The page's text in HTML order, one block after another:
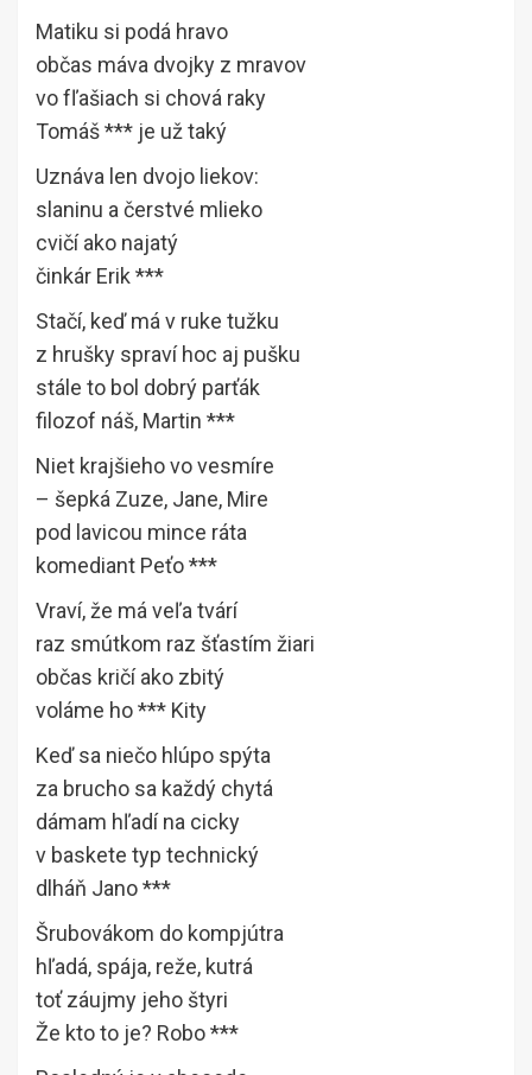
Matiku si podá hravo
občas máva dvojky z mravov
vo fľašiach si chová raky
Tomáš *** je už taký
Uznáva len dvojo liekov:
slaninu a čerstvé mlieko
cvičí ako najatý
činkár Erik ***
Stačí, keď má v ruke tužku
z hrušky spraví hoc aj pušku
stále to bol dobrý parťák
filozof náš, Martin ***
Niet krajšieho vo vesmíre
– šepká Zuze, Jane, Mire
pod lavicou mince ráta
komediant Peťo ***
Vraví, že má veľa tvárí
raz smútkom raz šťastím žiari
občas kričí ako zbitý
voláme ho *** Kity
Keď sa niečo hlúpo spýta
za brucho sa každý chytá
dámam hľadí na cicky
v baskete typ technický
dlháň Jano ***
Šrubovákom do kompjútra
hľadá, spája, reže, kutrá
toť záujmy jeho štyri
Že kto to je? Robo ***